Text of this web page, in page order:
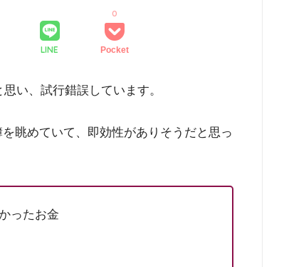
LINE Pocket
0
い、試行錯誤しています。
眺めていて、即効性がありそうだと思っ
ったお金